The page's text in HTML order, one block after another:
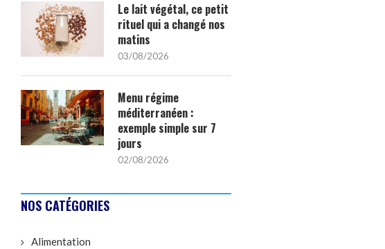
Le lait végétal, ce petit
rituel qui a changé nos
matins
03/08/2026
Menu régime
méditerranéen :
exemple simple sur 7
jours
02/08/2026
NOS CATÉGORIES
Alimentation